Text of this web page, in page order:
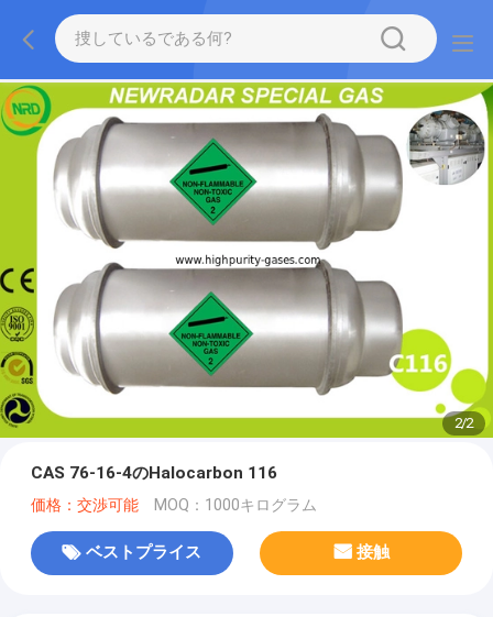
2/2
CAS 76-16-4のHalocarbon 116
価格：交渉可能 MOQ：1000キログラム
ベストプライス 接触